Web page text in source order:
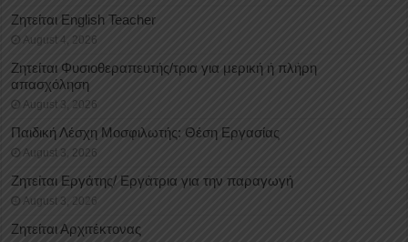
Ζητείται English Teacher
August 4, 2026
Ζητείται Φυσιοθεραπευτής/τρια για μερική ή πλήρη
απασχόληση
August 3, 2026
Παιδική Λέσχη Μοσφιλωτής: Θέση Εργασίας
August 3, 2026
Ζητείται Εργάτης/ Εργάτρια για την παραγωγή
August 3, 2026
Ζητείται Αρχιτέκτονας